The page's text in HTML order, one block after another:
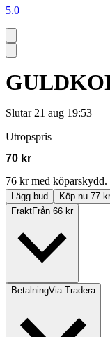
5.0
Slutar 21 aug 19:53
Utropspris
70 kr
76 kr med köparskydd.
Lägg bud
Köp nu 77 kr
FraktFrån 66 kr
BetalningVia Tradera